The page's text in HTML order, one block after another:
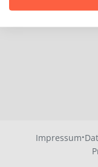
Impressum·